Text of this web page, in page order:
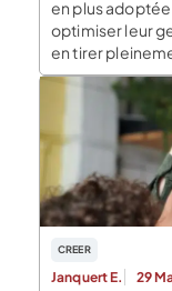
en plus
optimiser leur
en tirer
comprendre
pratiques pour
externe dans
avantages de
CREER
Janquert E. 29